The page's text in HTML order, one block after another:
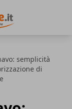
semplicità
di